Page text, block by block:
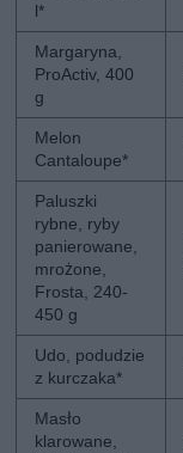
l*
Margaryna,
ProActiv, 400
g
Melon
Cantaloupe*
Paluszki
rybne, ryby
panierowane,
mrożone,
Frosta, 240-
450 g
Udo, podudzie
z kurczaka*
Masło
klarowane,